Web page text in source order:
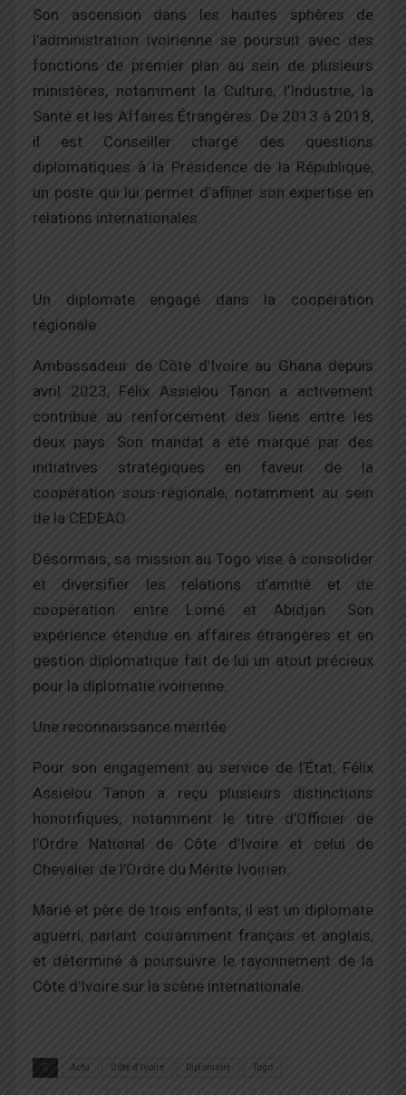
Son ascension dans les hautes sphères de
l’administration ivoirienne se poursuit avec des
fonctions de premier plan au sein de plusieurs
ministères, notamment la Culture, l’Industrie, la
Santé et les Affaires Étrangères. De 2013 à 2018,
il est Conseiller chargé des questions
diplomatiques à la Présidence de la République,
un poste qui lui permet d’affiner son expertise en
relations internationales.
Un diplomate engagé dans la coopération
régionale
Ambassadeur de Côte d’Ivoire au Ghana depuis
avril 2023, Félix Assielou Tanon a activement
contribué au renforcement des liens entre les
deux pays. Son mandat a été marqué par des
initiatives stratégiques en faveur de la
coopération sous-régionale, notamment au sein
de la CEDEAO
Désormais, sa mission au Togo vise à consolider
et diversifier les relations d’amitié et de
coopération entre Lomé et Abidjan. Son
expérience étendue en affaires étrangères et en
gestion diplomatique fait de lui un atout précieux
pour la diplomatie ivoirienne.
Une reconnaissance méritée
Pour son engagement au service de l’État, Félix
Assielou Tanon a reçu plusieurs distinctions
honorifiques, notamment le titre d’Officier de
l’Ordre National de Côte d’Ivoire et celui de
Chevalier de l’Ordre du Mérite Ivoirien.
Marié et père de trois enfants, il est un diplomate
aguerri, parlant couramment français et anglais,
et déterminé à poursuivre le rayonnement de la
Côte d’Ivoire sur la scène internationale.
Actu Côte d'Ivoire Diplomatie Togo